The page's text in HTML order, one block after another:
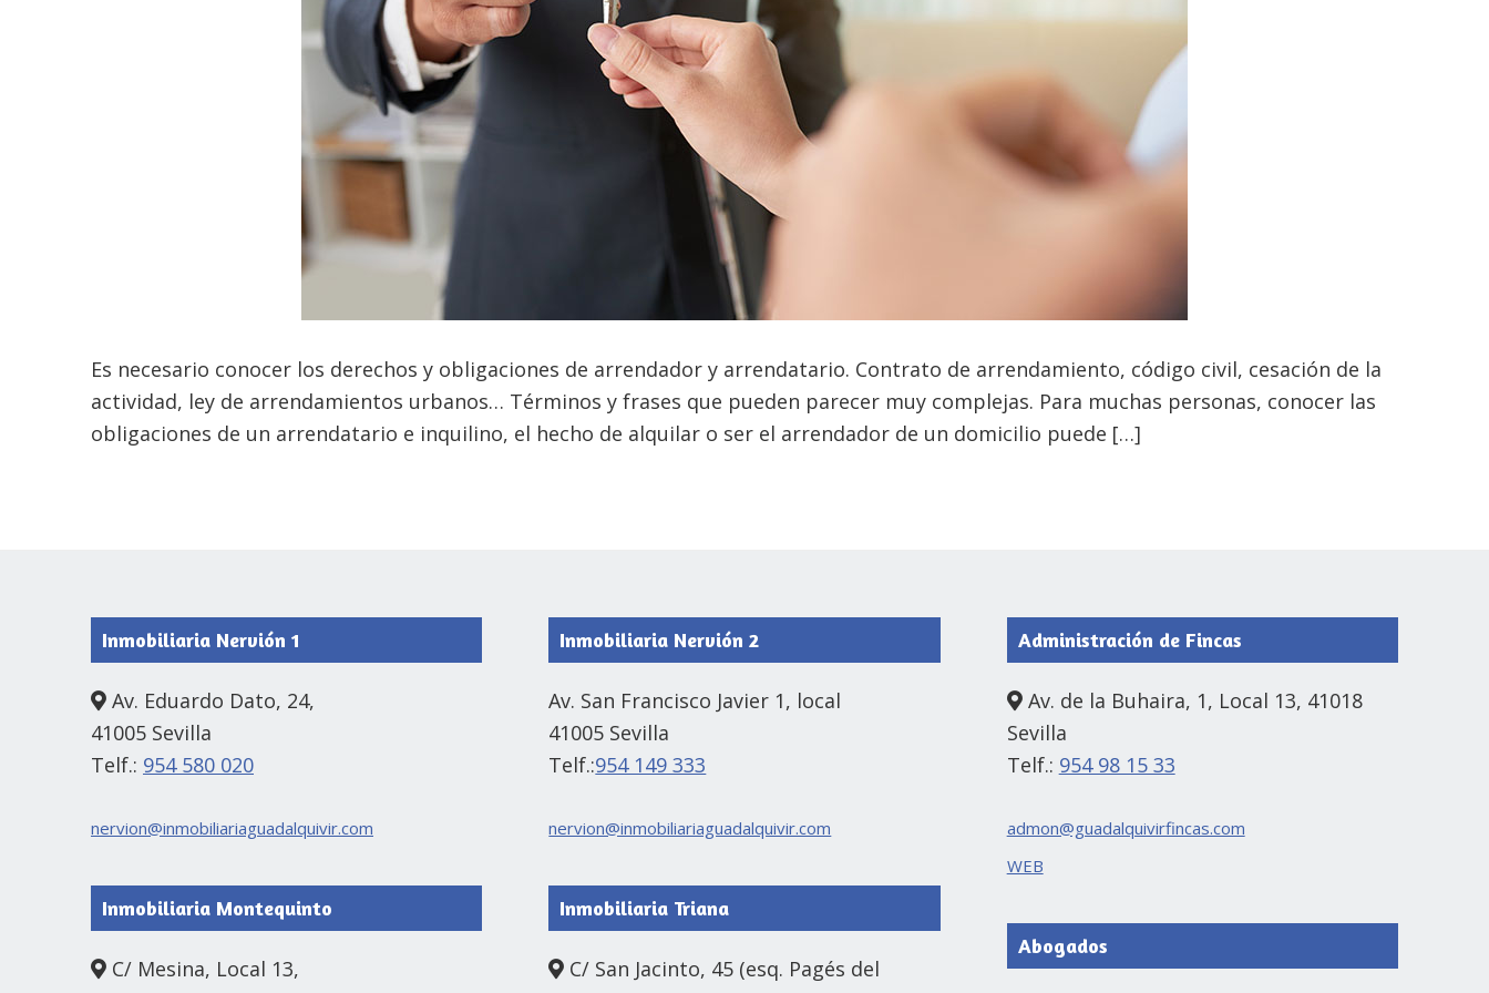
Es necesario conocer los derechos y obligaciones de arrendador y arrendatario. Contrato de arrendamiento, código civil, cesación de la
actividad, ley de arrendamientos urbanos… Términos y frases que pueden parecer muy complejas. Para muchas personas, conocer las
obligaciones de un arrendatario e inquilino, el hecho de alquilar o ser el arrendador de un domicilio puede […]
Inmobiliaria Nervión 1
Av. Eduardo Dato, 24,
41005 Sevilla
Telf.: 954 580 020
nervion@inmobiliariaguadalquivir.com
Inmobiliaria Montequinto
C/ Mesina, Local 13,
Inmobiliaria Nervión 2
Av. San Francisco Javier 1, local
41005 Sevilla
Telf.:954 149 333
nervion@inmobiliariaguadalquivir.com
Inmobiliaria Triana
C/ San Jacinto, 45 (esq. Pagés del
Administración de Fincas
Av. de la Buhaira, 1, Local 13, 41018
Sevilla
Telf.: 954 98 15 33
admon@guadalquivirfincas.com
WEB
Abogados